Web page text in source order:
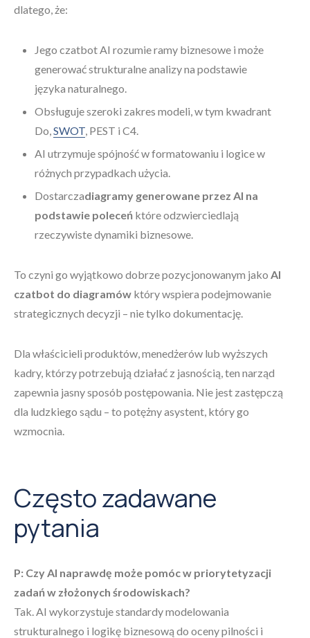
dlatego, że:
Jego czatbot AI rozumie ramy biznesowe i może
generować strukturalne analizy na podstawie
języka naturalnego.
Obsługuje szeroki zakres modeli, w tym kwadrant
Do,SWOT, PEST i C4.
AI utrzymuje spójność w formatowaniu i logice w
różnych przypadkach użycia.
Dostarczadiagramy generowane przez AI na
podstawie poleceń które odzwierciedlają
rzeczywiste dynamiki biznesowe.
To czyni go wyjątkowo dobrze pozycjonowanym jako AI
czatbot do diagramów który wspiera podejmowanie
strategicznych decyzji – nie tylko dokumentację.
Dla właścicieli produktów, menedżerów lub wyższych
kadry, którzy potrzebują działać z jasnością, ten narząd
zapewnia jasny sposób postępowania. Nie jest zastępczą
dla ludzkiego sądu – to potężny asystent, który go
wzmocnia.
Często zadawane
pytania
P: Czy AI naprawdę może pomóc w priorytetyzacji
zadań w złożonych środowiskach?
Tak. AI wykorzystuje standardy modelowania
strukturalnego i logikę biznesową do oceny pilności i